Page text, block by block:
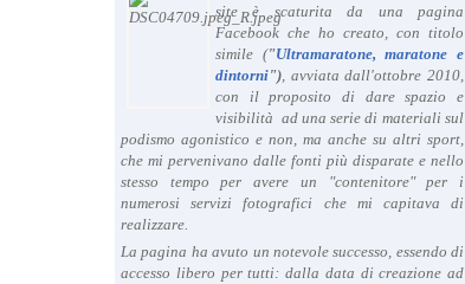
site è scaturita da una pagina
Facebook che ho creato, con titolo
simile ("Ultramaratone, maratone e
dintorni"), avviata dall'ottobre 2010,
con il proposito di dare spazio e
visibilità ad una serie di materiali sul
podismo agonistico e non, ma anche su altri sport,
che mi pervenivano dalle fonti più disparate e nello
stesso tempo per avere un "contenitore" per i
numerosi servizi fotografici che mi capitava di
realizzare.
La pagina ha avuto un notevole successo, essendo di
accesso libero per tutti: dalla data di creazione ad